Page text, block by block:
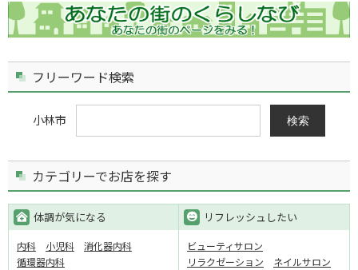
フリーワード検索
小林市 検索
カテゴリーでお店を探す
体調が気になる
内科 小児科
消化器内科
循環器内科
リフレッシュしたい
ビューティサロン
リラクゼーション
ネイルサロン